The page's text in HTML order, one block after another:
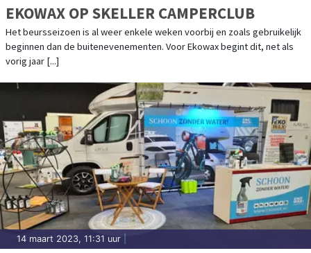
EKOWAX OP SKELLER CAMPERCLUB
Het beursseizoen is al weer enkele weken voorbij en zoals gebruikelijk
beginnen dan de buitenevenementen. Voor Ekowax begint dit, net als
vorig jaar [...]
14 maart 2023, 11:31 uur